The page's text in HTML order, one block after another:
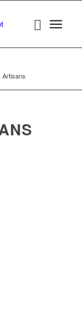
Artisans